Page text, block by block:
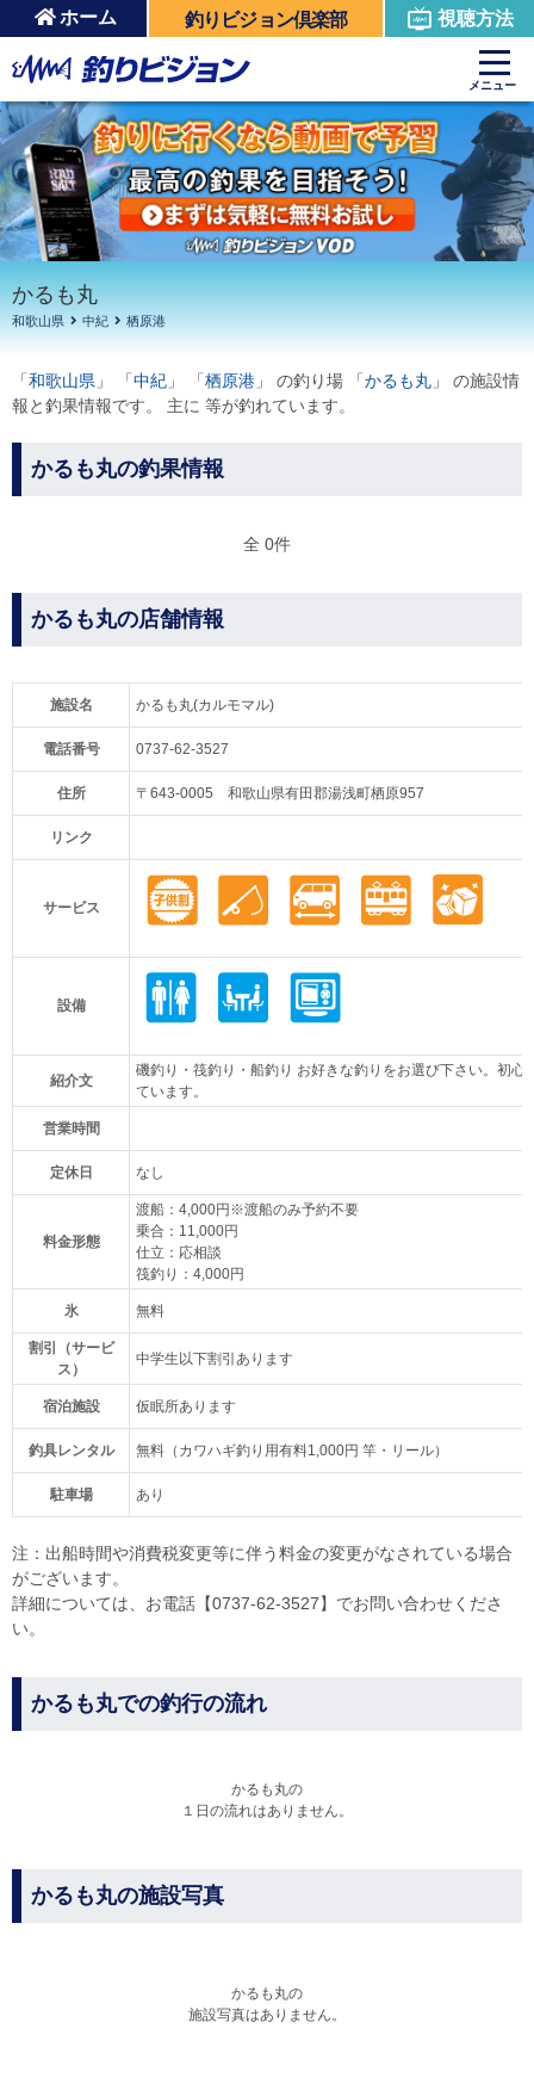
ホーム 釣りビジョン倶楽部 視聴方法
メニュー
かるも丸
和歌山県 中紀 栖原港
「 和歌山県 」 「 中紀 」 「 栖原港 」 の釣り場 「 かるも丸 」 の施設情
報と釣果情報です。 主に 等が釣れています。
かるも丸の釣果情報
全 0件
かるも丸の店舗情報
施設名 かるも丸(カルモマル)
電話番号 0737-62-3527
住所 〒643-0005 和歌山県有田郡湯浅町栖原957
リンク
サービス
設備
紹介文
磯釣り・筏釣り・船釣り お好きな釣りをお選び下さい。初
ています。
営業時間
定休日 なし
料金形態
渡船：4,000円※渡船のみ予約不要
乗合：11,000円
仕立：応相談
筏釣り：4,000円
氷 無料
割引（サービ
ス）
中学生以下割引あります
宿泊施設 仮眠所あります
釣具レンタル 無料（カワハギ釣り用有料1,000円 竿・リール）
駐車場 あり
注：出船時間や消費税変更等に伴う料金の変更がなされている場合
がございます。
詳細については、お電話【0737-62-3527】でお問い合わせくださ
い。
かるも丸での釣行の流れ
かるも丸の
１日の流れはありません。
かるも丸の施設写真
かるも丸の
施設写真はありません。
周辺の施設を見る